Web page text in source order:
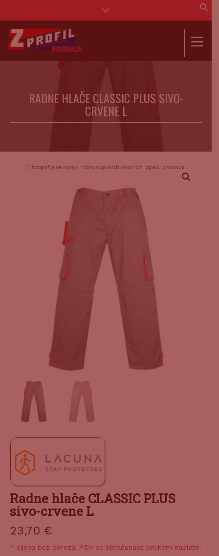
RADNE HLAČE CLASSIC PLUS SIVO-
CRVENE L
(i) fotografije ne moraju nužno odgovarati stvarnom izgledu proizvoda.
Radne hlače CLASSIC PLUS
sivo-crvene L
23,70 €
* cijena bez poreza. PDV se obračunava prilikom naplate.